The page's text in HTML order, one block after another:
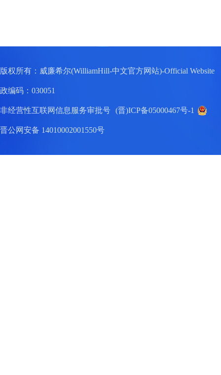
版权所有：威廉希尔(WilliamHill-中文官方网站)-Official
政编码：030051
非经营性互联网信息服务审批号 (晋)ICP备05000467号-1
晋公网安备 14010002001550号